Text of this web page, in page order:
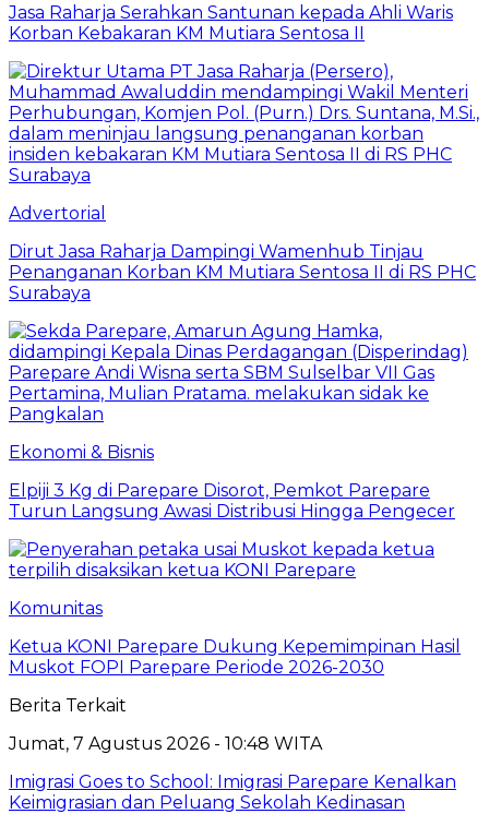
Jasa Raharja Serahkan Santunan kepada Ahli Waris
Korban Kebakaran KM Mutiara Sentosa II
Advertorial
Dirut Jasa Raharja Dampingi Wamenhub Tinjau
Penanganan Korban KM Mutiara Sentosa II di RS PHC
Surabaya
Ekonomi & Bisnis
Elpiji 3 Kg di Parepare Disorot, Pemkot Parepare
Turun Langsung Awasi Distribusi Hingga Pengecer
Komunitas
Ketua KONI Parepare Dukung Kepemimpinan Hasil
Muskot FOPI Parepare Periode 2026-2030
Berita Terkait
Jumat, 7 Agustus 2026 - 10:48 WITA
Imigrasi Goes to School: Imigrasi Parepare Kenalkan
Keimigrasian dan Peluang Sekolah Kedinasan